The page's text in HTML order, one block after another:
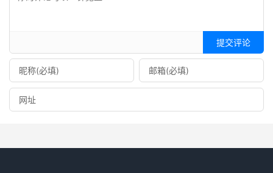
提交评论